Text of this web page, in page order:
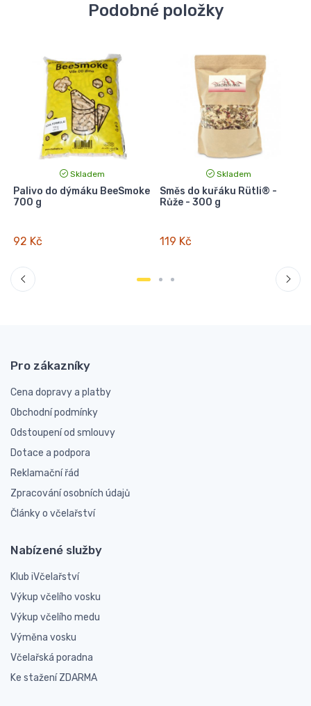
Podobné položky
Skladem
Palivo do dýmáku BeeSmoke
700 g
92 Kč
Skladem
Směs do kuřáku Rütli® -
Růže - 300 g
119 Kč
Pro zákazníky
Cena dopravy a platby
Obchodní podmínky
Odstoupení od smlouvy
Dotace a podpora
Reklamační řád
Zpracování osobních údajů
Články o včelařství
Nabízené služby
Klub iVčelařství
Výkup včelího vosku
Výkup včelího medu
Výměna vosku
Včelařská poradna
Ke stažení ZDARMA